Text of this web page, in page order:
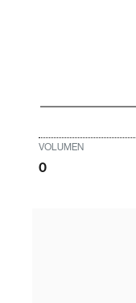
VOLUMEN
0